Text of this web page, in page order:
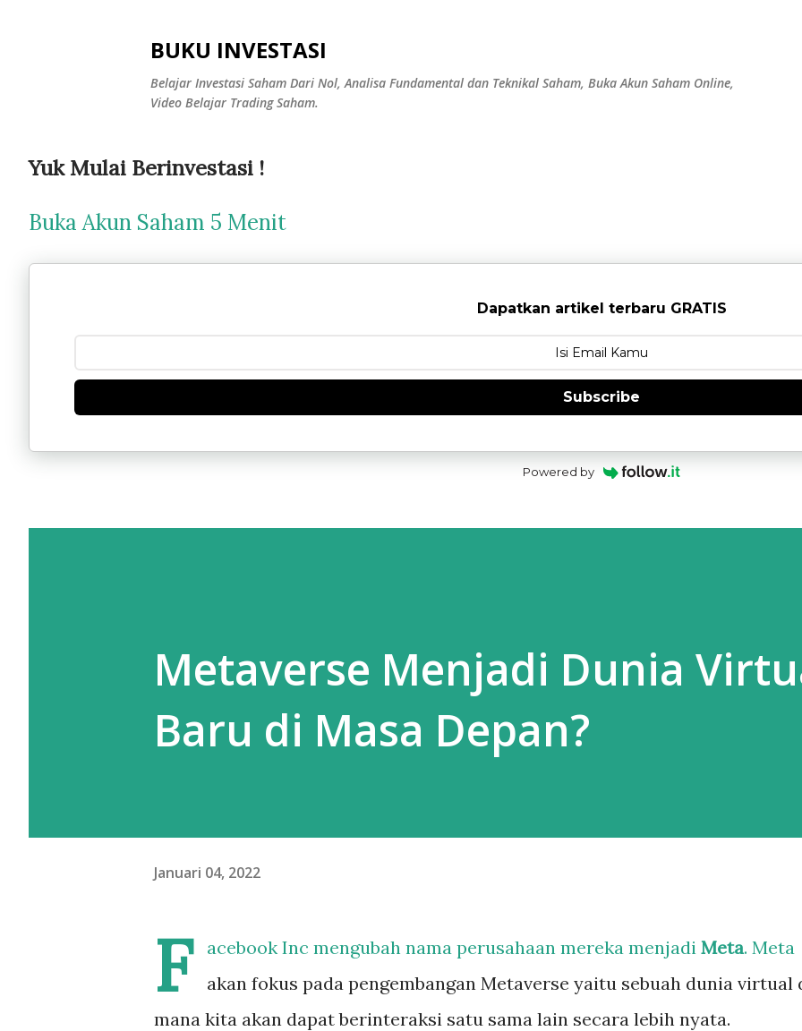
BUKU INVESTASI
Belajar Investasi Saham Dari Nol, Analisa Fundamental dan Teknikal Saham, Buka Akun Saham Online,
Video Belajar Trading Saham.
Yuk Mulai Berinvestasi !
Buka Akun Saham 5 Menit
Dapatkan artikel terbaru GRATIS
Subscribe
Powered by
Metaverse Menjadi Dunia
Baru di Masa Depan?
Januari 04, 2022
F acebook Inc mengubah nama perusahaan mereka menjadi Meta. Meta
akan fokus pada pengembangan Metaverse yaitu sebuah dunia virtual
mana kita akan dapat berinteraksi satu sama lain secara lebih nyata.